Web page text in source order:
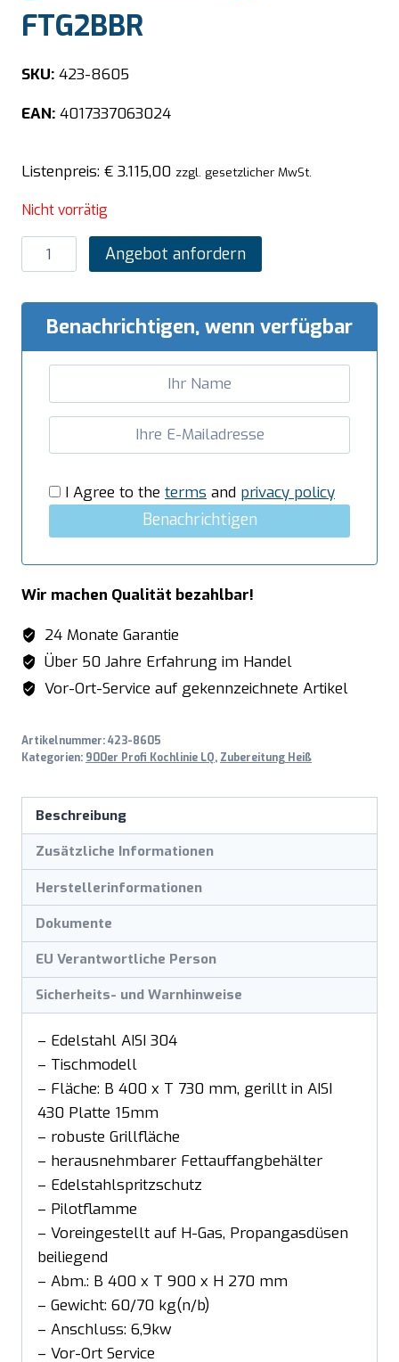
FTG2BBR
SKU: 423-8605
EAN: 4017337063024
Listenpreis: € 3.115,00 zzgl. gesetzlicher MwSt.
Nicht vorrätig
SARO
Gasgriddleplatte
mm
Tischgerät
Modell
FTG2BBR
Menge
Angebot anfordern
Benachrichtigen, wenn verfügbar
I Agree to the terms and privacy policy
Benachrichtigen
Wir machen Qualität bezahlbar!
24 Monate Garantie
Über 50 Jahre Erfahrung im Handel
Vor-Ort-Service auf gekennzeichnete Artikel
Artikelnummer:423-8605
Kategorien: 900er Profi Kochlinie LQ, Zubereitung Heiß
Beschreibung
Zusätzliche Informationen
Herstellerinformationen
Dokumente
EU Verantwortliche Person
Sicherheits- und Warnhinweise
– Edelstahl AISI 304
– Tischmodell
– Fläche: B 400 x T 730 mm, gerillt in AISI
430 Platte 15mm
– robuste Grillfläche
– herausnehmbarer Fettauffangbehälter
– Edelstahlspritzschutz
– Pilotflamme
– Voreingestellt auf H-Gas, Propangasdüsen
beiliegend
– Abm.: B 400 x T 900 x H 270 mm
– Gewicht: 60/70 kg(n/b)
– Anschluss: 6,9kw
– Vor-Ort Service